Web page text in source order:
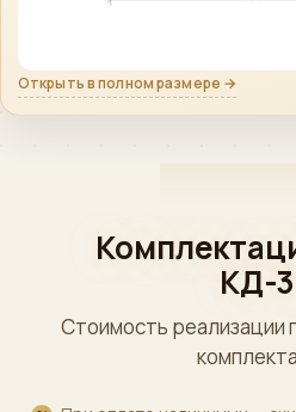
Открыть в полном размере →
КД-
Стоимость реализации